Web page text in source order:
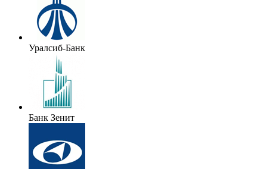
Уралсиб-Банк
Банк Зенит